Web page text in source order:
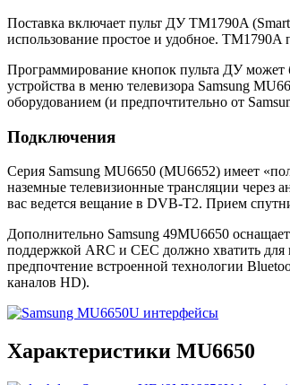
Поставка включает пульт ДУ TM1790A
использование простое и удобное.
Программирование кнопок пульта ДУ может
устройства в меню телевизора Samsung
оборудованием (и предпочтительно от
Подключения
Серия Samsung MU6650 (MU6652) имеет
наземные телевизионные трансляции через
вас ведется вещание в DVB-T2. Прием
Дополнительно Samsung 49MU6650
поддержкой ARC и CEC должно хватить
предпочтение встроенной технологии
каналов HD).
Характеристики MU6650